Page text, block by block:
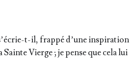
t-il, frap­pé d’une ins­pi­ra­tion
Vierge ; je pense que cela lui